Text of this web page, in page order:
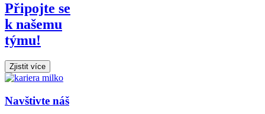
Připojte se
k našemu
týmu!
Zjistit více
Navštivte náš